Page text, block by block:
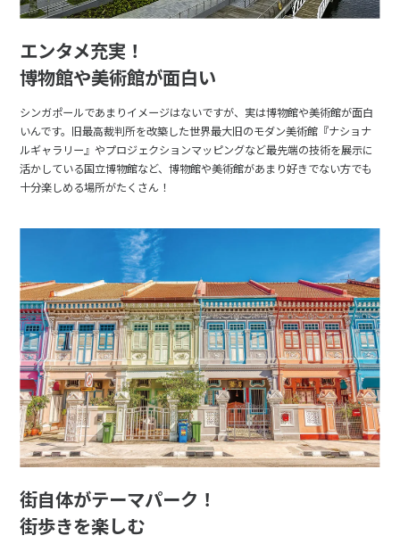
エンタメ充実！
博物館や美術館が面白い
シンガポールであまりイメージはないですが、実は博物館や美術館が面白
いんです。旧最高裁判所を改築した世界最大旧のモダン美術館『ナショナ
ルギャラリー』やプロジェクションマッピングなど最先端の技術を展示に
活かしている国立博物館など、博物館や美術館があまり好きでない方でも
十分楽しめる場所がたくさん！
街自体がテーマパーク！
街歩きを楽しむ